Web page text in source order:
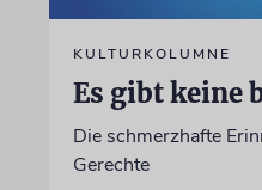
KULTURKOLUMNE
Es gibt keine
Die schmerzhafte
Gerechte